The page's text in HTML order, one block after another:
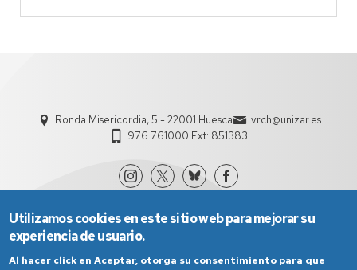
Ronda Misericordia, 5 - 22001 Huesca
vrch@unizar.es
976 761000 Ext: 851383
Utilizamos cookies en este sitio web para mejorar su
experiencia de usuario.
Al hacer click en Aceptar, otorga su consentimiento para que